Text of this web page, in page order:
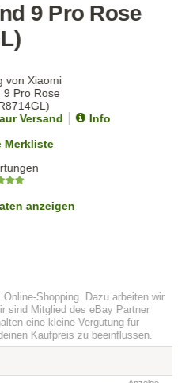
9 Pro Rose
Versand
Info
Merkliste
anzeigen
Shopping. Dazu arbeiten wir
sind Mitglied des eBay Partner
eine kleine Vergütung für
Kaufpreis zu beeinflussen.